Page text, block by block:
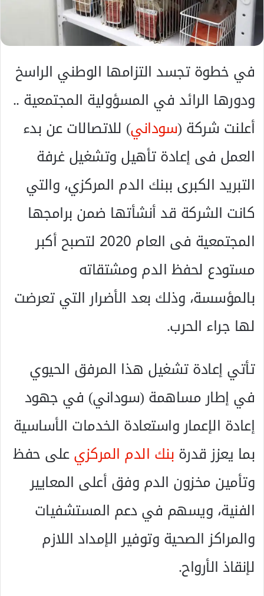
ك
ت
ر
و
ن
ي
في خطوة تجسد التزامها الوطني الراسخ
ودورها الرائد في المسؤولية المجتمعية ..
أعلنت شركة (سوداني) للاتصالات عن بدء
العمل فى إعادة تأهيل وتشغيل غرفة
التبريد الكبرى ببنك الدم المركزي، والتي
كانت الشركة قد أنشأتها ضمن برامجها
المجتمعية فى العام 2020 لتصبح أكبر
مستودع لحفظ الدم ومشتقاته
بالمؤسسة، وذلك بعد الأضرار التي تعرضت
لها جراء الحرب.
تأتي إعادة تشغيل هذا المرفق الحيوي
في إطار مساهمة (سوداني) في جهود
إعادة الإعمار واستعادة الخدمات الأساسية
بما يعزز قدرةبنك الدم المركزيعلى حفظ
وتأمين مخزون الدم وفق أعلى المعايير
الفنية، ويسهم في دعم المستشفيات
والمراكز الصحية وتوفير الإمداد اللازم
لإنقاذ الأرواح.